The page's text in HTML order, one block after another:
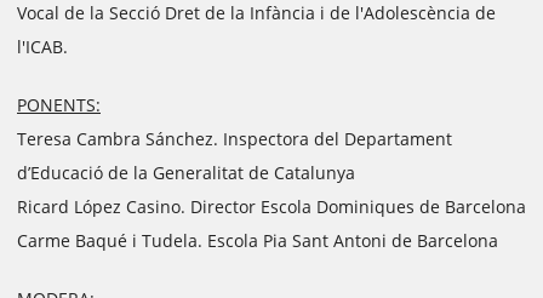
Vocal de la Secció Dret de la Infància i de l'Adolescència de
l'ICAB.
PONENTS:
Teresa Cambra Sánchez. Inspectora del Departament
d’Educació de la Generalitat de Catalunya
Ricard López Casino. Director Escola Dominiques de Barcelona
Carme Baqué i Tudela. Escola Pia Sant Antoni de Barcelona